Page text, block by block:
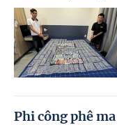
Phi công phê